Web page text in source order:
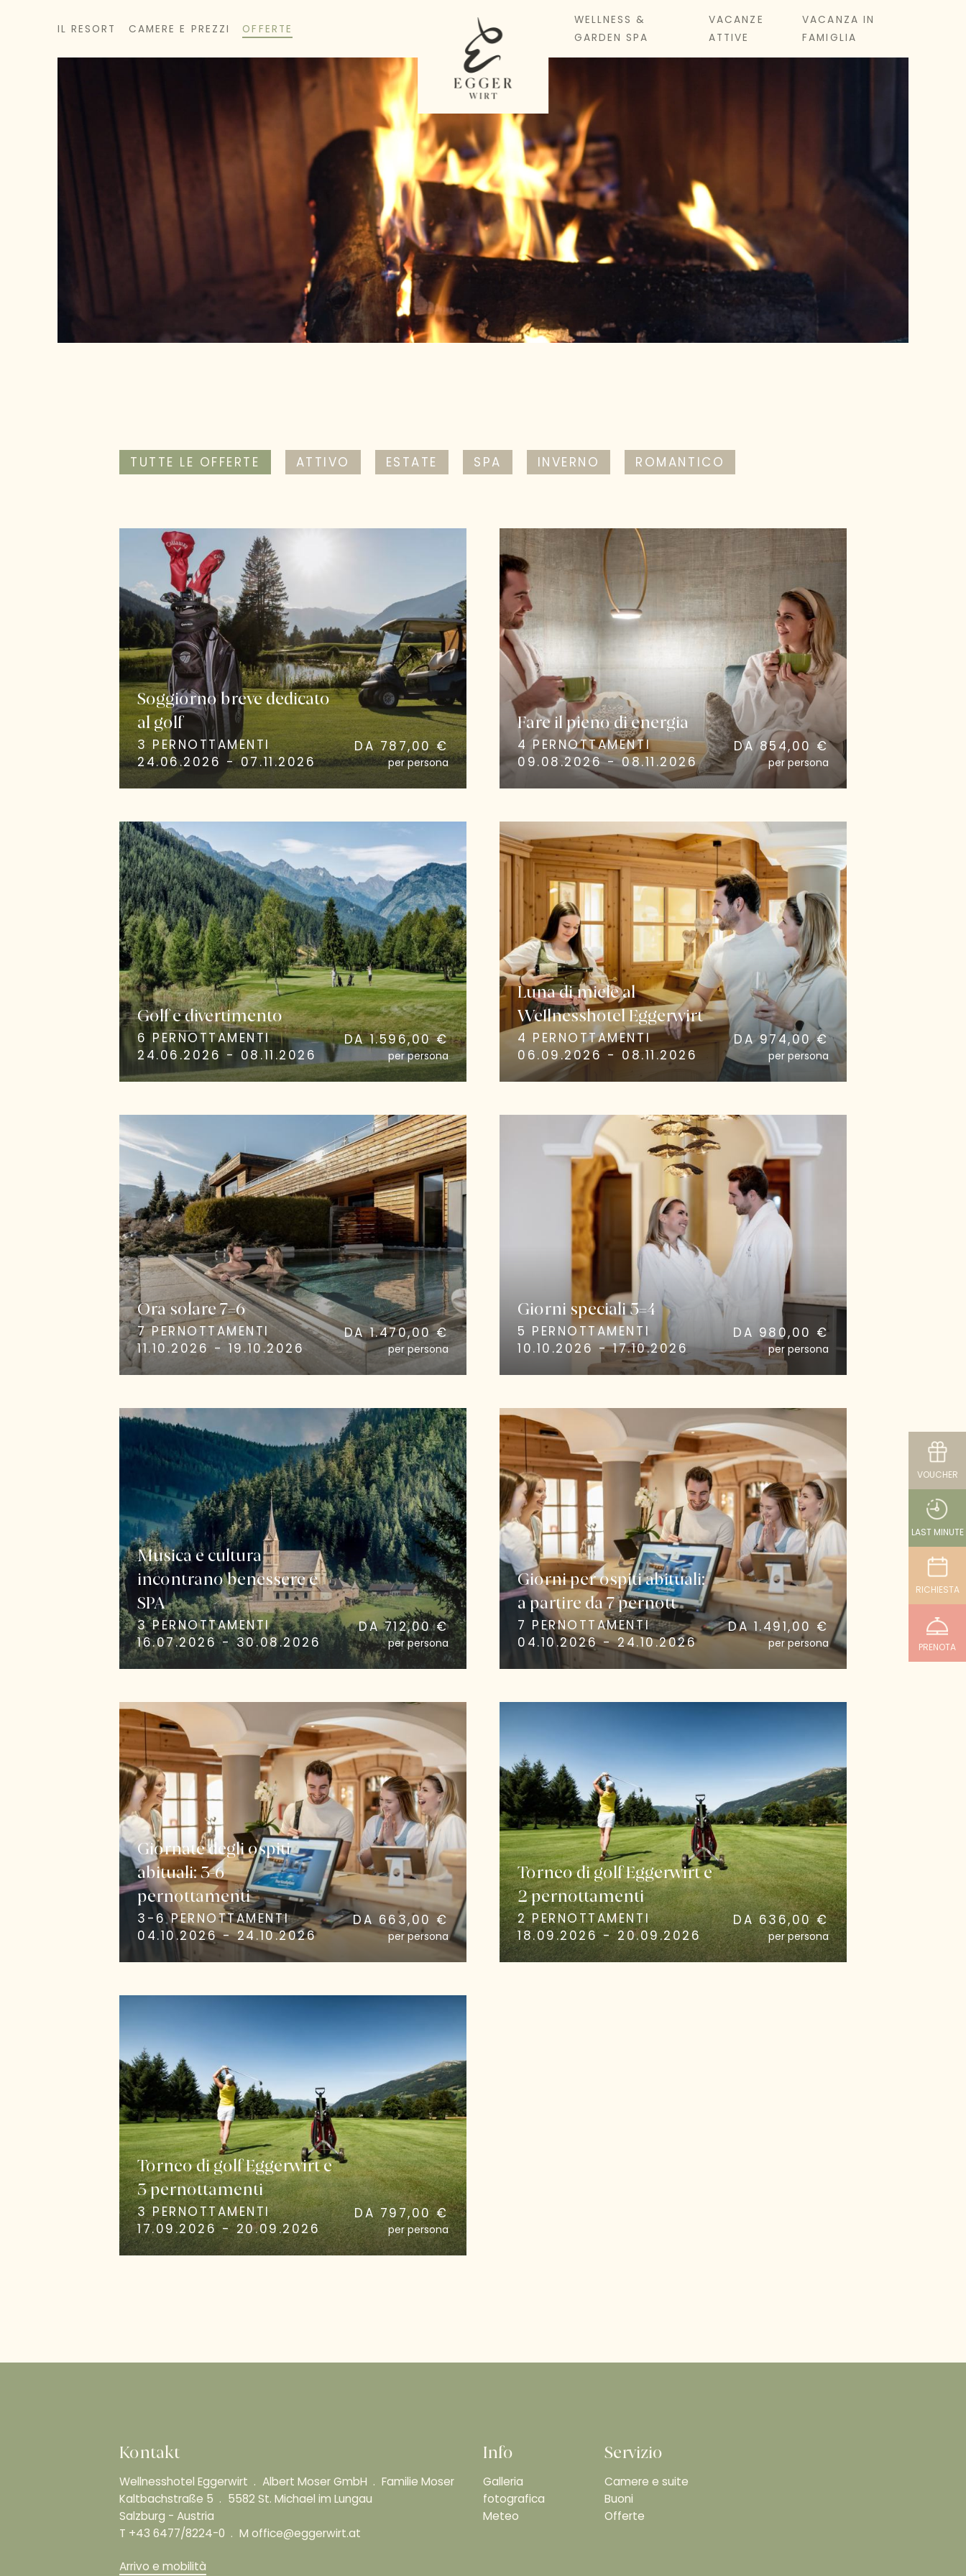
IL RESORT CAMERE E PREZZI OFFERTE
WELLNESS &
GARDEN SPA
VACANZE
ATTIVE
VACANZA IN
FAMIGLIA
VOUCHER
LAST MINUTE
RICHIESTA
PRENOTA
TUTTE LE OFFERTE ATTIVO ESTATE SPA INVERNO ROMANTICO
Soggiorno breve dedicato
al golf
3 PERNOTTAMENTI
24.06.2026 - 07.11.2026
DA 787,00 €
per persona
Fare il pieno di energia
4 PERNOTTAMENTI
09.08.2026 - 08.11.2026
DA 854,00 €
per persona
Golf e divertimento
6 PERNOTTAMENTI
24.06.2026 - 08.11.2026
DA 1.596,00 €
per persona
Luna di miele al
Wellnesshotel Eggerwirt
4 PERNOTTAMENTI
06.09.2026 - 08.11.2026
DA 974,00 €
per persona
Ora solare 7=6
7 PERNOTTAMENTI
11.10.2026 - 19.10.2026
DA 1.470,00 €
per persona
Giorni speciali 5=4
5 PERNOTTAMENTI
10.10.2026 - 17.10.2026
DA 980,00 €
per persona
Musica e cultura
incontrano benessere e
SPA
3 PERNOTTAMENTI
16.07.2026 - 30.08.2026
DA 712,00 €
per persona
Giorni per ospiti abituali:
a partire da 7 pernott
7 PERNOTTAMENTI
04.10.2026 - 24.10.2026
DA 1.491,00 €
per persona
Giornate degli ospiti
abituali: 3-6
pernottamenti
3-6 PERNOTTAMENTI
04.10.2026 - 24.10.2026
DA 663,00 €
per persona
Torneo di golf Eggerwirt e
2 pernottamenti
2 PERNOTTAMENTI
18.09.2026 - 20.09.2026
DA 636,00 €
per persona
Torneo di golf Eggerwirt e
3 pernottamenti
3 PERNOTTAMENTI
17.09.2026 - 20.09.2026
DA 797,00 €
per persona
Kontakt
Wellnesshotel Eggerwirt Albert Moser GmbH
Familie Moser
Kaltbachstraße 5
5582 St. Michael im Lungau
Salzburg - Austria
T +43 6477/8224-0 Moffice@eggerwirt.at
Arrivo e mobilità
Info
Galleria
fotografica
Meteo
Servizio
Camere e suite
Buoni
Offerte